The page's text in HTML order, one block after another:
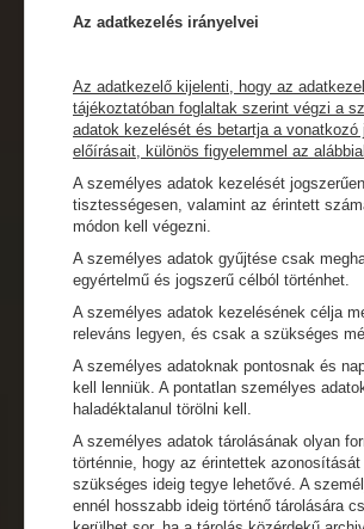
Az adatkezelés irányelvei
Az adatkezelő kijelenti, hogy az
tájékoztatóban foglaltak szerint végzi a
adatok kezelését és betartja a vonatkozó
előírásait, különös figyelemmel az
A személyes adatok kezelését
tisztességesen, valamint az érintett
módon kell végezni.
A személyes adatok gyűjtése csak
egyértelmű és jogszerű célból történhet.
A személyes adatok kezelésének célja
releváns legyen, és csak a szükséges
A személyes adatoknak pontosnak és
kell lenniük. A pontatlan személyes
haladéktalanul törölni kell.
A személyes adatok tárolásának olyan
történnie, hogy az érintettek
szükséges ideig tegye lehetővé. A
ennél hosszabb ideig történő tárolására